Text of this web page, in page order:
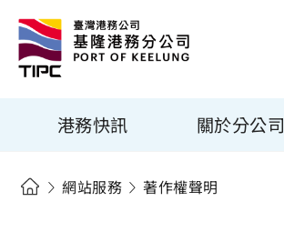
港務快訊 關於分公司
網站服務 著作權聲明